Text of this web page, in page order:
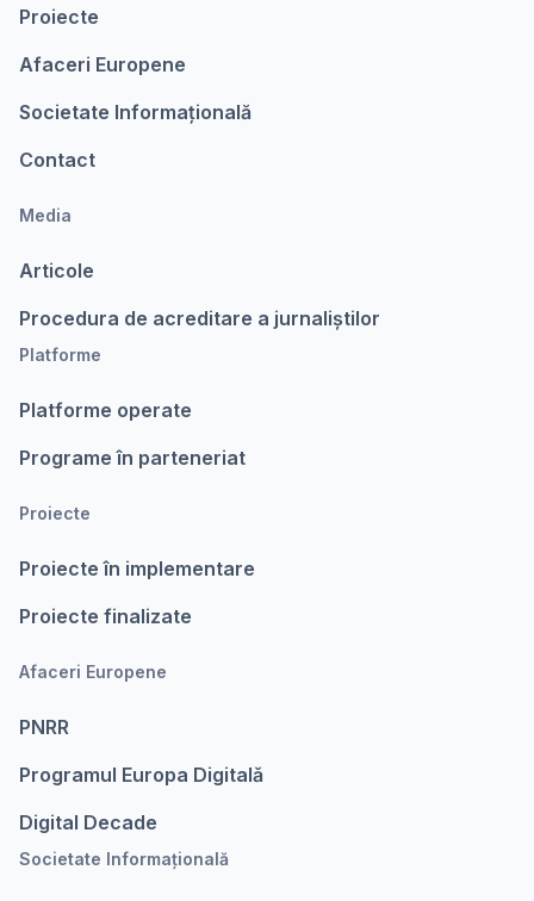
Proiecte
Afaceri Europene
Societate Informațională
Contact
Media
Articole
Procedura de acreditare a jurnaliștilor
Platforme
Platforme operate
Programe în parteneriat
Proiecte
Proiecte în implementare
Proiecte finalizate
Afaceri Europene
PNRR
Programul Europa Digitalǎ
Digital Decade
Societate Informațională